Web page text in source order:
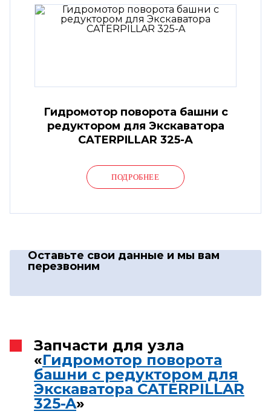
Гидромотор поворота башни с
редуктором для Экскаватора
CATERPILLAR 325-A
ПОДРОБНЕЕ
Оставьте свои данные и мы вам
перезвоним
Запчасти для узла
«Гидромотор поворота
башни с редуктором для
Экскаватора CATERPILLAR
325-A»